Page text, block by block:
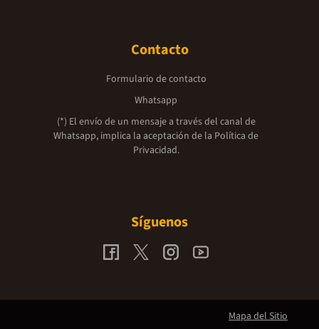
Contacto
Formulario de contacto
Whatsapp
(*) El envío de un mensaje a través del canal de
Whatsapp, implica la aceptación de la Política de
Privacidad.
Síguenos
Mapa del Sitio